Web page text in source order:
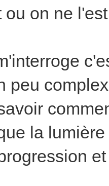
ou on ne
peu
la